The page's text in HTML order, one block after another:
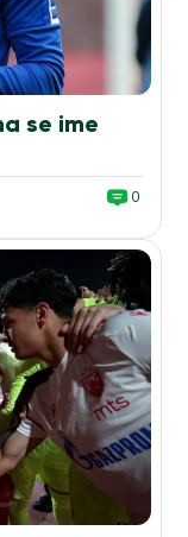
se ime
0